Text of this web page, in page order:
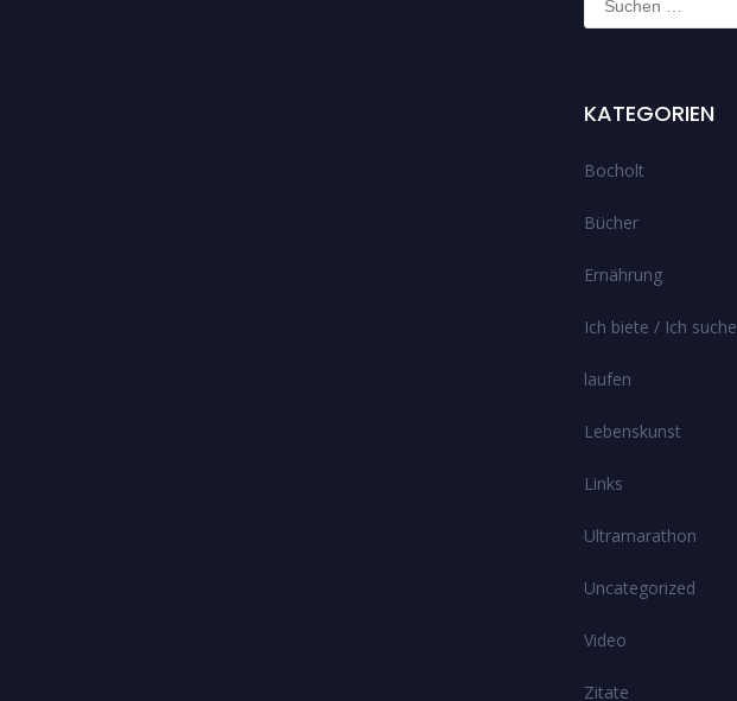
nach:
KATEGORIEN
Bocholt
Bücher
Ernährung
Ich biete / Ich suche
laufen
Lebenskunst
Links
Ultramarathon
Uncategorized
Video
Zitate